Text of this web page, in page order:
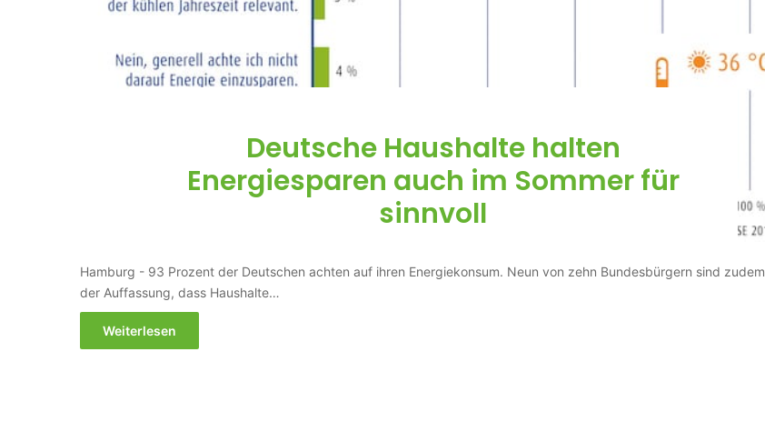
Deutsche Haushalte halten
Energiesparen auch im Sommer für
sinnvoll
Hamburg - 93 Prozent der Deutschen achten auf ihren Energiekonsum. Neun von zehn Bundesbürgern sind zudem
der Auffassung, dass Haushalte…
Weiterlesen